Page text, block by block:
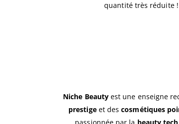
quantité très réduite
Niche Beautyest une enseigne
prestigeet descosmétiques